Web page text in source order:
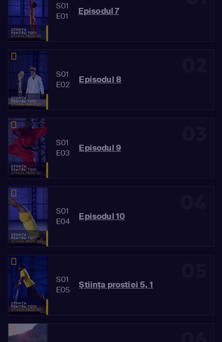
S01
E01
Episodul 7
S01
E02
Episodul 8
S01
E03
Episodul 9
S01
E04
Episodul 10
S01
E05
Ştiinţa prostiei 5, 1